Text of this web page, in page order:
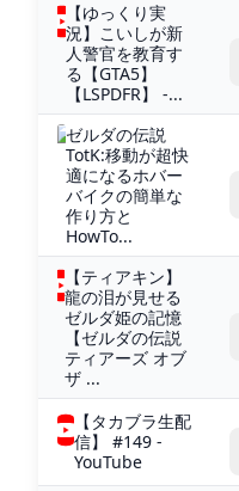
【ゆっくり実
況】こいしが新
人警官を教育す
る【GTA5】
【LSPDFR】 -...
ゼルダの伝説
TotK:移動が超快
適になるホバー
バイクの簡単な
作り方と
HowTo...
【ティアキン】
龍の泪が見せる
ゼルダ姫の記憶
【ゼルダの伝説
ティアーズ オブ
ザ ...
【タカブラ生配
信】 #149 -
YouTube